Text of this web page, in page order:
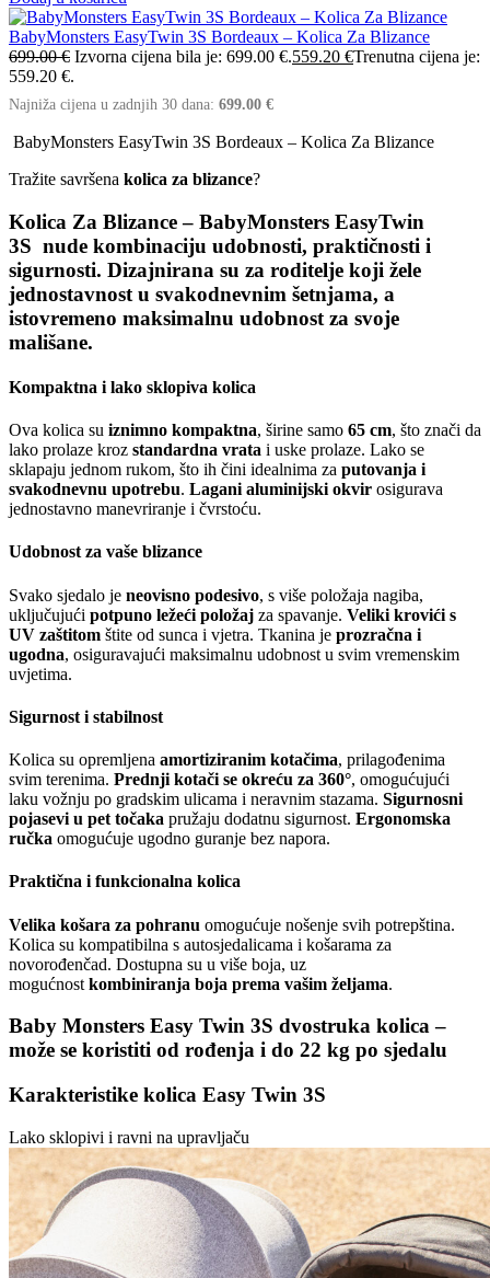
BabyMonsters EasyTwin 3S Bordeaux – Kolica Za Blizance
699.00€ Izvorna cijena bila je: 699.00 €.559.20 €Trenutna cijena je:
559.20 €.
Najniža cijena u zadnjih 30 dana: 699.00 €
BabyMonsters EasyTwin 3S Bordeaux – Kolica Za Blizance
Tražite savršena kolica za blizance?
Kolica Za Blizance – BabyMonsters EasyTwin
3S nude kombinaciju udobnosti, praktičnosti i
sigurnosti. Dizajnirana su za roditelje koji žele
jednostavnost u svakodnevnim šetnjama, a
istovremeno maksimalnu udobnost za svoje
mališane.
Kompaktna i lako sklopiva kolica
Ova kolica su iznimno kompaktna, širine samo 65 cm, što znači da
lako prolaze kroz standardna vrata i uske prolaze. Lako se
sklapaju jednom rukom, što ih čini idealnima za putovanja i
svakodnevnu upotrebu. Lagani aluminijski okvir osigurava
jednostavno manevriranje i čvrstoću.
Udobnost za vaše blizance
Svako sjedalo je neovisno podesivo, s više položaja nagiba,
uključujući potpuno ležeći položaj za spavanje. Veliki krovići s
UV zaštitom štite od sunca i vjetra. Tkanina je prozračna i
ugodna, osiguravajući maksimalnu udobnost u svim vremenskim
uvjetima.
Sigurnost i stabilnost
Kolica su opremljena amortiziranim kotačima, prilagođenima
svim terenima. Prednji kotači se okreću za 360°, omogućujući
laku vožnju po gradskim ulicama i neravnim stazama. Sigurnosni
pojasevi u pet točaka pružaju dodatnu sigurnost. Ergonomska
ručka omogućuje ugodno guranje bez napora.
Praktična i funkcionalna kolica
Velika košara za pohranu omogućuje nošenje svih potrepština.
Kolica su kompatibilna s autosjedalicama i košarama za
novorođenčad. Dostupna su u više boja, uz
mogućnost kombiniranja boja prema vašim željama.
Baby Monsters Easy Twin 3S dvostruka kolica –
može se koristiti od rođenja i do 22 kg po sjedalu
Karakteristike kolica Easy Twin 3S
Lako sklopivi i ravni na upravljaču